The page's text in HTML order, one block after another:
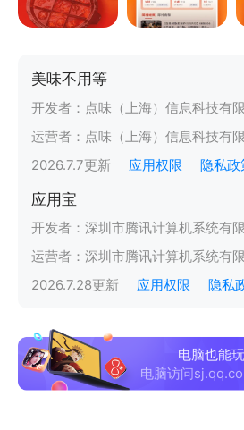
美味不用等
开发者： 点味（上海）信息科技有
运营者： 点味（上海）信息科技有
2026.7.7更新 应用权限 隐私政
应用宝
开发者： 深圳市腾讯计算机系统有
运营者： 深圳市腾讯计算机系统有
2026.7.28更新 应用权限 隐私
电脑也能
电脑访问